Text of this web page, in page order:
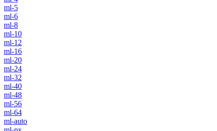
ml-5
ml-6
ml-8
ml-10
ml-12
ml-16
ml-20
ml-24
ml-32
ml-40
ml-48
ml-56
ml-64
ml-auto